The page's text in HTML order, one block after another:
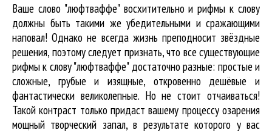
Ваше слово "люфтваффе" восхитительно и рифмы к слову
должны быть такими же убедительными и сражающими
наповал! Однако не всегда жизнь преподносит звёздные
решения, поэтому следует признать, что все существующие
рифмы к слову "люфтваффе" достаточно разные: простые и
сложные, грубые и изящные, откровенно дешёвые и
фантастически великолепные. Но не стоит отчаиваться!
Такой контраст только придаст вашему процессу озарения
мощный творческий запал, в результате которого у вас